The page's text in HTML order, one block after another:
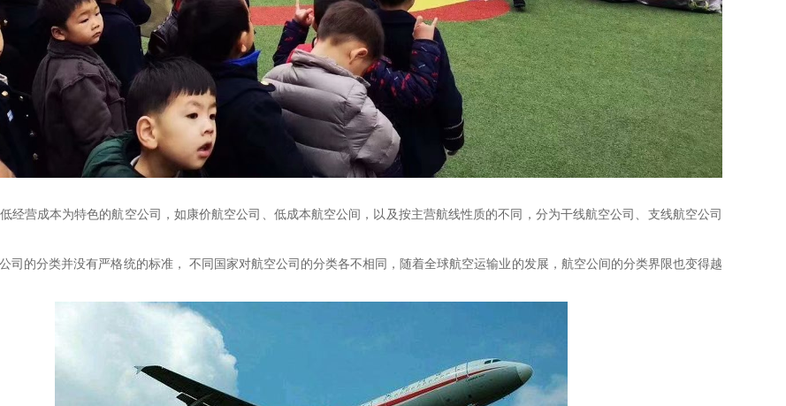
经营成本为特色的航空公司，如康价航空公司、低成本航空公间，以及按主营航线性质的不同，分为干线航空公司、支线航空公司
司的分类并没有严格统的标准，
不同国家对航空公司的分类各不相同，随着全球航空运输业的发展，航空公间的分类界限也变得越